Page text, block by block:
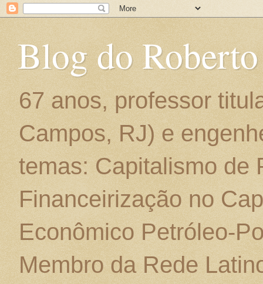
Blog do
67 anos, professor
Campos, RJ) e
temas: Capitalismo de
Financeirização no
Econômico Petróleo-
Membro da Rede